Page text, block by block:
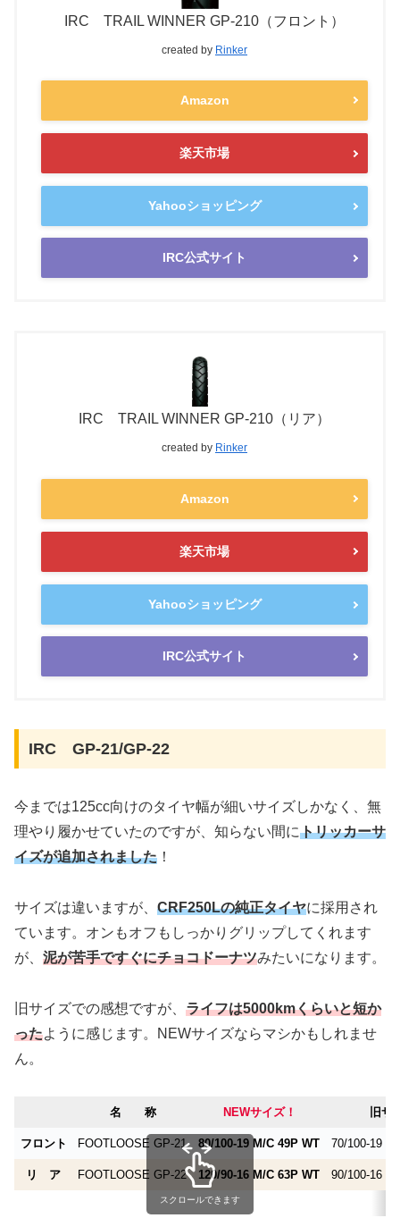
IRC TRAIL WINNER GP-210（フロント）
created by Rinker
Amazon
楽天市場
Yahooショッピング
IRC公式サイト
IRC TRAIL WINNER GP-210（リア）
created by Rinker
Amazon
楽天市場
Yahooショッピング
IRC公式サイト
IRC GP-21/GP-22
今までは125cc向けのタイヤ幅が細いサイズしかなく、無
理やり履かせていたのですが、知らない間にトリッカーサ
イズが追加されました ！
サイズは違いますが、 CRF250Lの純正タイヤに採用され
ています。オンもオフもしっかりグリップしてくれます
が、 泥が苦手ですぐにチョコドーナツみたいになります。
旧サイズでの感想ですが、 ライフは5000kmくらいと短か
ったように感じます。NEWサイズならマシかもしれませ
ん。
名 称 NEWサイズ！ 旧サ
フロント FOOTLOOSE GP-21 80/100-19 M/C 49P WT 70/100-19
リ ア FOOTLOOSE GP-22 120/90-16 M/C 63P WT 90/100-16
スクロールできます